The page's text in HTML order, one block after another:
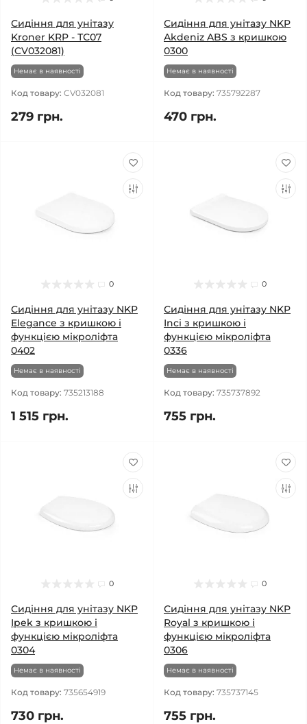
Сидіння для унітазу
Kroner KRP - ТС07
(CV032081)
Немає в наявності
Код товару: CV032081
279 грн.
Сидіння для унітазу NKP
Akdeniz ABS з кришкою
0300
Немає в наявності
Код товару: 735792287
470 грн.
0
Сидіння для унітазу NKP
Elegance з кришкою і
функцією мікроліфта
0402
Немає в наявності
Код товару: 735213188
1 515 грн.
0
Сидіння для унітазу NKP
Inci з кришкою і
функцією мікроліфта
0336
Немає в наявності
Код товару: 735737892
755 грн.
0
Сидіння для унітазу NKP
Ipek з кришкою і
функцією мікроліфта
0304
Немає в наявності
Код товару: 735654919
730 грн.
0
Сидіння для унітазу NKP
Royal з кришкою і
функцією мікроліфта
0306
Немає в наявності
Код товару: 735737145
755 грн.